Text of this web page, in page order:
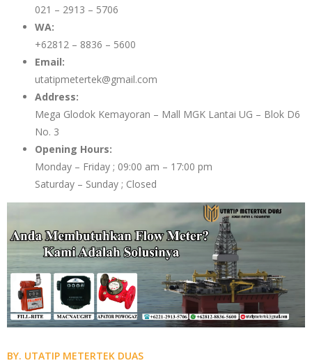
021 – 2913 – 5706
WA:
+62812 – 8836 – 5600
Email:
utatipmetertek@gmail.com
Address:
Mega Glodok Kemayoran – Mall MGK Lantai UG – Blok D6
No. 3
Opening Hours:
Monday – Friday ; 09:00 am – 17:00 pm
Saturday – Sunday ; Closed
BY. UTATIP METERTEK DUAS